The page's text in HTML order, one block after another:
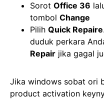
Sorot Office 36
tombol Change
Pilih Quick Repaire
duduk perkara
Repair jika gagal
Jika windows sobat ori
product activation